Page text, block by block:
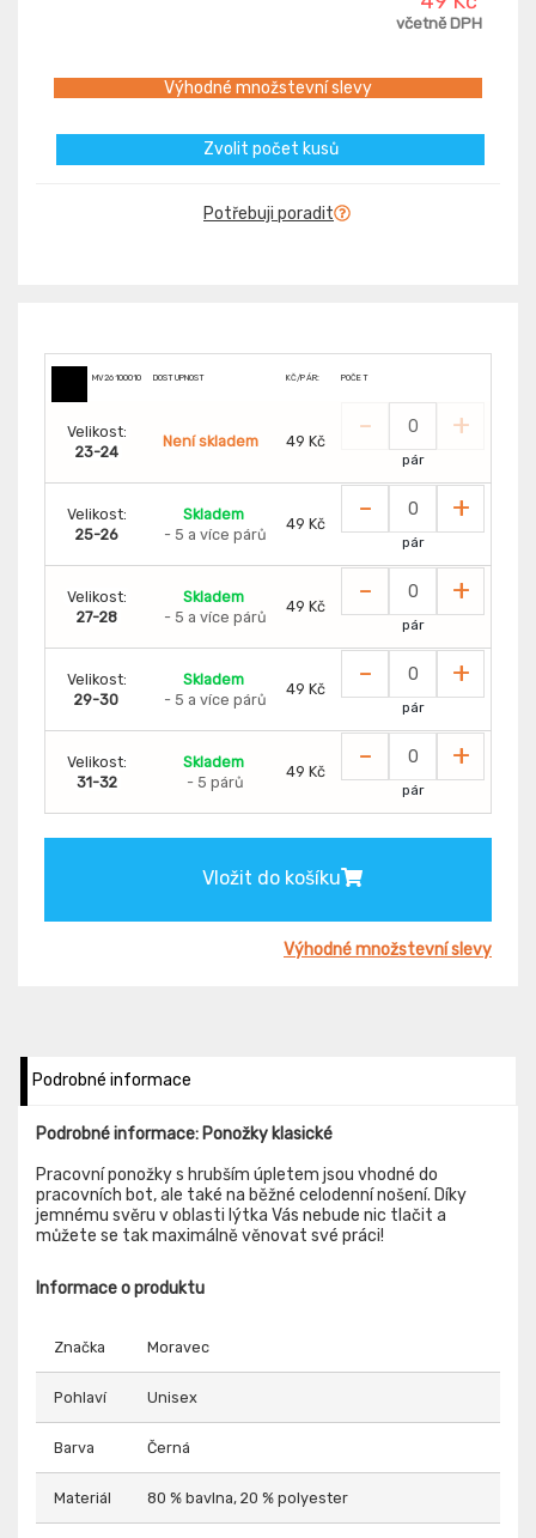
včetně DPH
Výhodné množstevní slevy
Zvolit počet kusů
Potřebuji poradit
MV26100010 DOSTUPNOST KČ/PÁR: POČET
Velikost:
23-24
Není skladem 49 Kč - +
pár
Velikost:
25-26
Skladem
- 5 a více párů
49 Kč - +
pár
Velikost:
27-28
Skladem
- 5 a více párů
49 Kč - +
pár
Velikost:
29-30
Skladem
- 5 a více párů
49 Kč - +
pár
Velikost:
31-32
Skladem
- 5 párů
49 Kč - +
pár
Vložit do košíku
Výhodné množstevní slevy
Podrobné informace
Podrobné informace: Ponožky klasické
Pracovní ponožky s hrubším úpletem jsou vhodné do
pracovních bot, ale také na běžné celodenní nošení. Díky
jemnému svěru v oblasti lýtka Vás nebude nic tlačit a
můžete se tak maximálně věnovat své práci!
Informace o produktu
Značka Moravec
Pohlaví Unisex
Barva Černá
Materiál 80 % bavlna, 20 % polyester